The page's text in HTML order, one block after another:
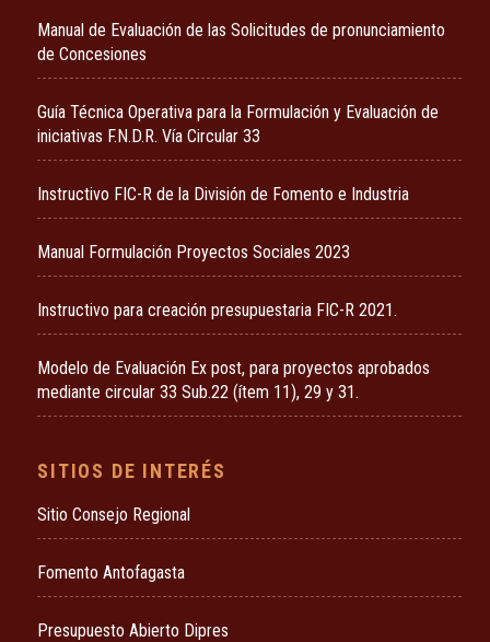
Manual de Evaluación de las Solicitudes de pronunciamiento
de Concesiones
Guía Técnica Operativa para la Formulación y Evaluación de
iniciativas F.N.D.R. Vía Circular 33
Instructivo FIC-R de la División de Fomento e Industria
Manual Formulación Proyectos Sociales 2023
Instructivo para creación presupuestaria FIC-R 2021.
Modelo de Evaluación Ex post, para proyectos aprobados
mediante circular 33 Sub.22 (ítem 11), 29 y 31.
SITIOS DE INTERÉS
Sitio Consejo Regional
Fomento Antofagasta
Presupuesto Abierto Dipres